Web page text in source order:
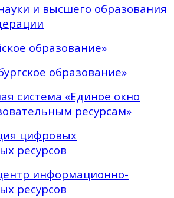
и высшего образования
образование»
образование»
система «Единое окно
ресурсам»
цифровых
ресурсов
информационно-
ресурсов